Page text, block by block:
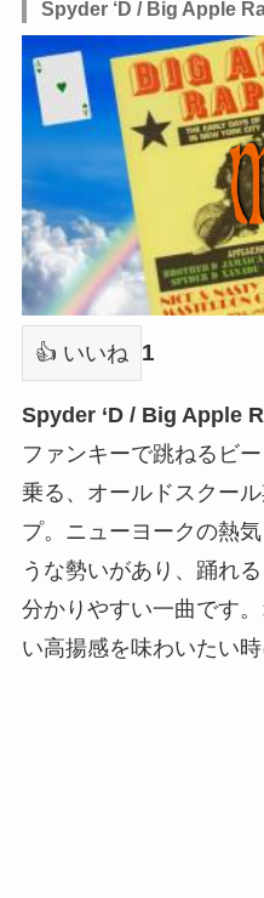
Spyder ‘D / Big Apple
👍 いいね 1
Spyder ‘D / Big Apple
ファンキーで跳ねるビ
乗る、オールドスクー
プ。ニューヨークの熱
うな勢いがあり、踊れ
分かりやすい一曲です
い高揚感を味わいたい時